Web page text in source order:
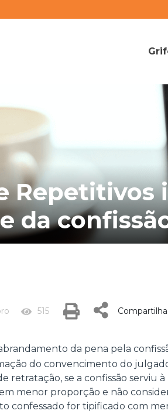
Repetitivos
da
515
da pena pela
do convencimento do
retratação, se a confissão serviu
menor proporção e não
confessado for tipificado com